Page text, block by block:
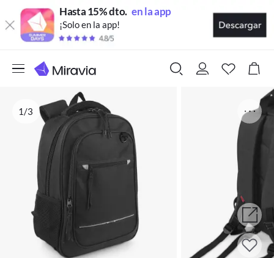
Hasta 15% dto. en la app
¡Solo en la app!
1/3